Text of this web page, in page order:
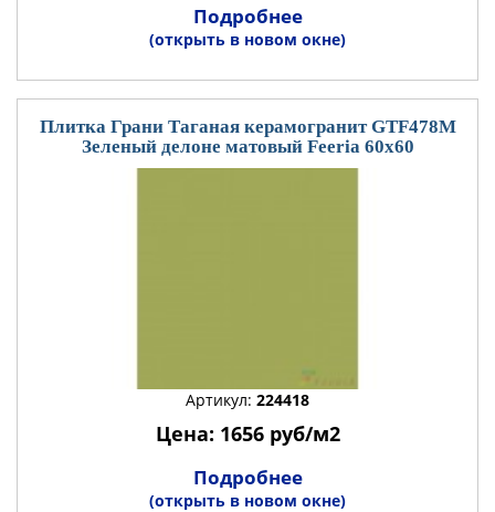
Подробнее
(открыть в новом окне)
Плитка Грани Таганая керамогранит GTF478М
Зеленый делоне матовый Feeria 60x60
Артикул: 224418
Цена: 1656 руб/м2
Подробнее
(открыть в новом окне)